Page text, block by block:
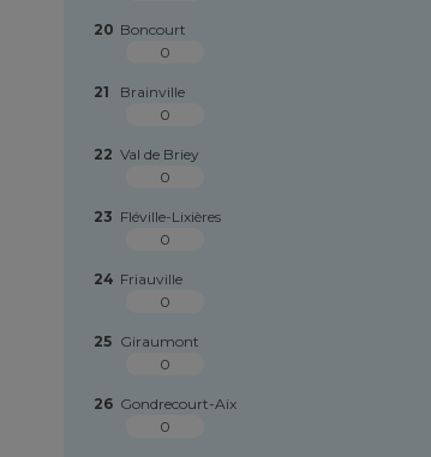
20 Boncourt
0
21
Brainville
0
22 Val de Briey
0
23 Fléville-Lixières
0
24 Friauville
0
25 Giraumont
0
26 Gondrecourt-Aix
0